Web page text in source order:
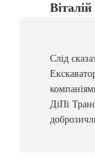
Віталій
Слід
ДіПі